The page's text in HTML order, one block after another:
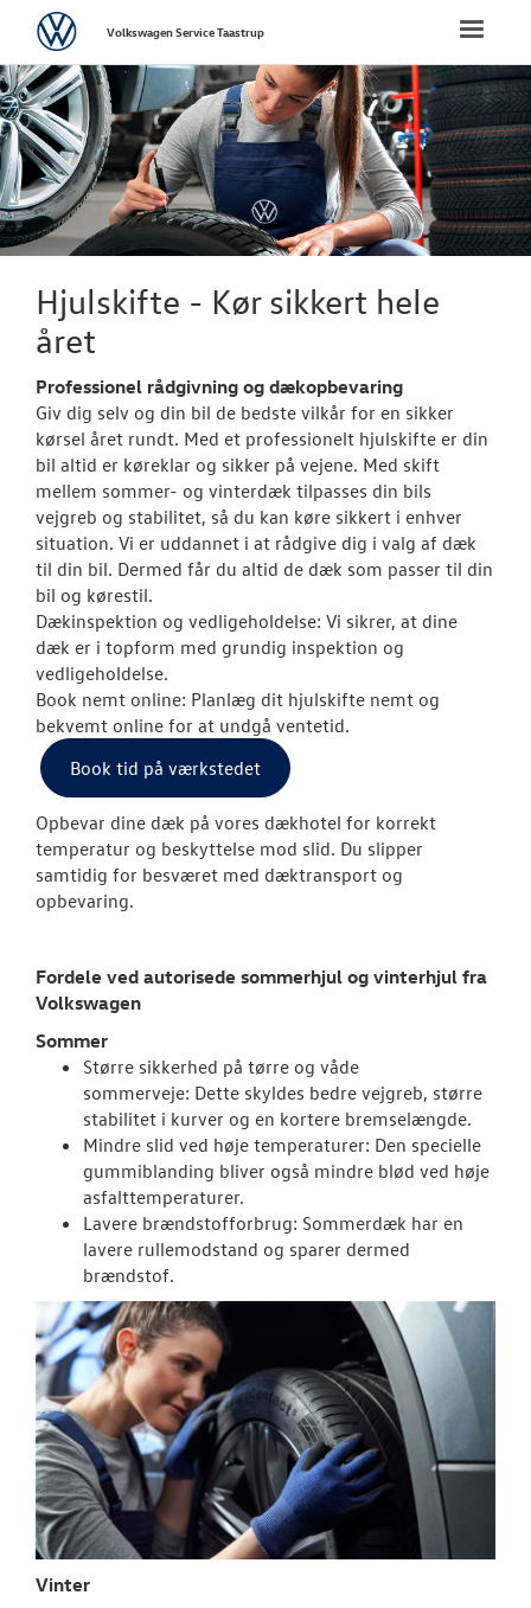
FORSIDE
BRUGTE BILER
VÆRKSTED
Bestil tid på
VW Connect
SKADECENTER
OM OS
JOB OG
Toggle
VolkswagenVolkswagen Service Taastrup
Hjulskifte - Kør sikkert hele
året
Professionel rådgivning og dækopbevaring
Giv dig selv og din bil de bedste vilkår for en sikker
kørsel året rundt. Med et professionelt hjulskifte er din
bil altid er køreklar og sikker på vejene. Med skift
mellem sommer- og vinterdæk tilpasses din bils
vejgreb og stabilitet, så du kan køre sikkert i enhver
situation. Vi er uddannet i at rådgive dig i valg af dæk
til din bil. Dermed får du altid de dæk som passer til din
bil og kørestil.
Dækinspektion og vedligeholdelse: Vi sikrer, at dine
dæk er i topform med grundig inspektion og
vedligeholdelse.
Book nemt online: Planlæg dit hjulskifte nemt og
bekvemt online for at undgå ventetid.
Book tid på værkstedet
Opbevar dine dæk på vores dækhotel for korrekt
temperatur og beskyttelse mod slid. Du slipper
samtidig for besværet med dæktransport og
opbevaring.
Fordele ved autorisede sommerhjul og vinterhjul fra
Volkswagen
Sommer
Større sikkerhed på tørre og våde
sommerveje: Dette skyldes bedre vejgreb, større
stabilitet i kurver og en kortere bremselængde.
Mindre slid ved høje temperaturer: Den specielle
gummiblanding bliver også mindre blød ved høje
asfalttemperaturer.
Lavere brændstofforbrug: Sommerdæk har en
lavere rullemodstand og sparer dermed
brændstof.
Vinter